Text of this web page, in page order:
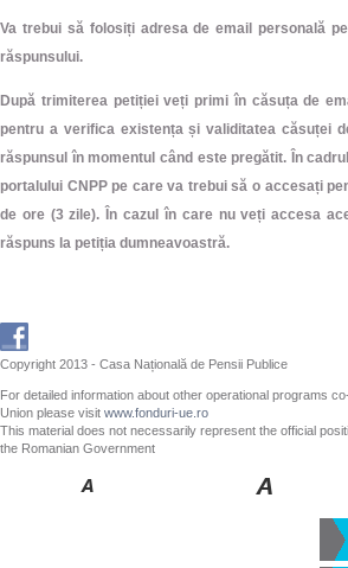
Va trebui să folosiți adresa de email personală
răspunsului.
După trimiterea petiției veți primi în căsuța de
pentru a verifica existența și validitatea căsuței
răspunsul în momentul când este pregătit. În
portalului CNPP pe care va trebui să o accesați
de ore (3 zile). În cazul în care nu veți accesa
răspuns la petiția dumneavoastră.
Copyright 2013 - Casa Națională de Pensii Publice
For detailed information about other operational programs
Union please visit www.fonduri-ue.ro
This material does not necessarily represent the official
the Romanian Government